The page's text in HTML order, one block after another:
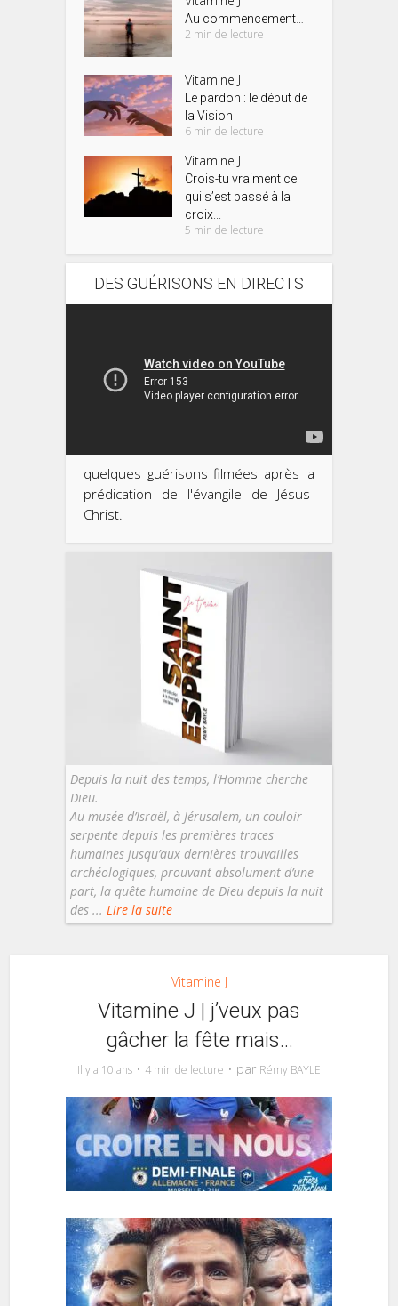
Au commencement…
2 min de lecture
Vitamine J
Le pardon : le début de
la Vision
6 min de lecture
Vitamine J
Crois-tu vraiment ce
qui s’est passé à la
croix...
5 min de lecture
DES GUÉRISONS EN DIRECTS
quelques guérisons filmées après la
prédication de l'évangile de Jésus-
Christ.
Depuis la nuit des temps, l’Homme cherche
Dieu.
Au musée d’Israël, à Jérusalem, un couloir
serpente depuis les premières traces
humaines jusqu’aux dernières trouvailles
archéologiques, prouvant absolument d’une
part, la quête humaine de Dieu depuis la nuit
des ... Lire la suite
Vitamine J
Vitamine J | j’veux pas
gâcher la fête mais…
Il y a 10 ans 4 min de lecture par Rémy BAYLE